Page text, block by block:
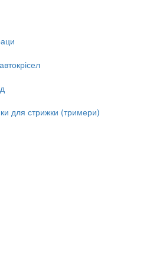
для стрижки (тримери)